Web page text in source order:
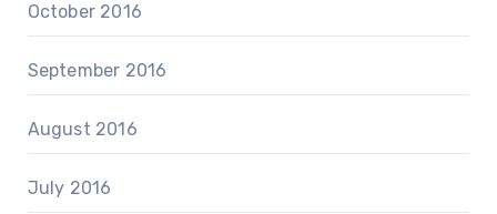
October 2016
September 2016
August 2016
July 2016